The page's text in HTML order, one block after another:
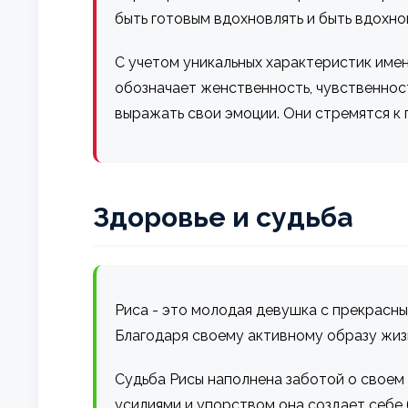
быть готовым вдохновлять и быть
С учетом уникальных характеристик
обозначает женственность,
выражать свои эмоции. Они стремятся
Здоровье и судьба
Риса - это молодая девушка с
Благодаря своему активному образу
Судьба Рисы наполнена заботой о